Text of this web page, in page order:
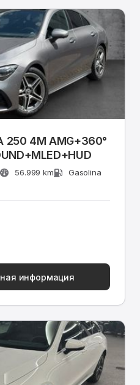
250 4M AMG+360°
56.999 km
Gasolina
информация